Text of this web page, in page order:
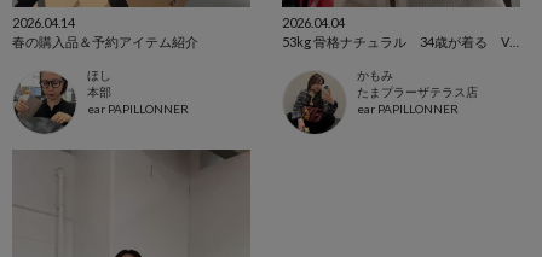
2026.04.14
春の購入品＆予約アイテム紹介
ほし
本部
ear PAPILLONNER
2026.04.04
53kg 骨格ナチュラル 34歳が着る Vネックリブカーディガン
かもみ
たまプラーザテラス店
ear PAPILLONNER